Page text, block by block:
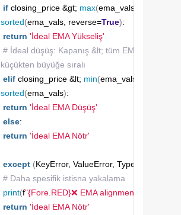
if closing_price &gt; max(ema_vals
sorted(ema_vals, reverse=True):
return 'İdeal EMA Yükseliş'
# İdeal düşüş: Kapanış &lt; tüm EMA'lar ve
küçükten büyüğe sıralı
elif closing_price &lt; min(ema_vals
sorted(ema_vals):
return 'İdeal EMA Düşüş'
else:
return 'İdeal EMA Nötr'
except (KeyError, ValueError, TypeError
# Daha spesifik istisna yakalama
print(f"{Fore.RED}❌ EMA alignment kontrol
return 'İdeal EMA Nötr'